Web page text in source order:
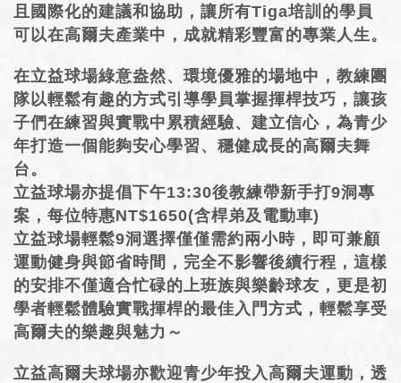
且國際化的建議和協助，讓所有Tiga培訓的學員
可以在高爾夫產業中，成就精彩豐富的專業人生。
在立益球場綠意盎然、環境優雅的場地中，教練團
隊以輕鬆有趣的方式引導學員掌握揮桿技巧，讓孩
子們在練習與實戰中累積經驗、建立信心，為青少
年打造一個能夠安心學習、穩健成長的高爾夫舞
台。
立益球場亦提倡下午13:30後教練帶新手打9洞專
案，每位特惠NT$1650(含桿弟及電動車)
立益球場輕鬆9洞選擇僅僅需約兩小時，即可兼顧
運動健身與節省時間，完全不影響後續行程，這樣
的安排不僅適合忙碌的上班族與樂齡球友，更是初
學者輕鬆體驗實戰揮桿的最佳入門方式，輕鬆享受
高爾夫的樂趣與魅力～
立益高爾夫球場亦歡迎青少年投入高爾夫運動，透